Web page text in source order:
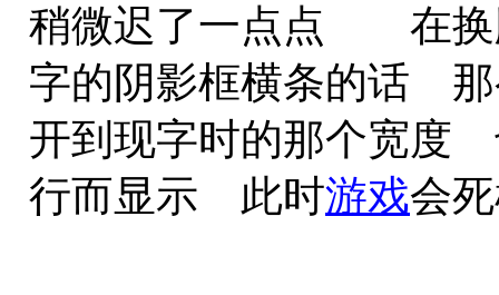
稍微迟了一点点 在换
字的阴影框横条的话
开到现字时的那个宽度
行而显示 此时游戏会